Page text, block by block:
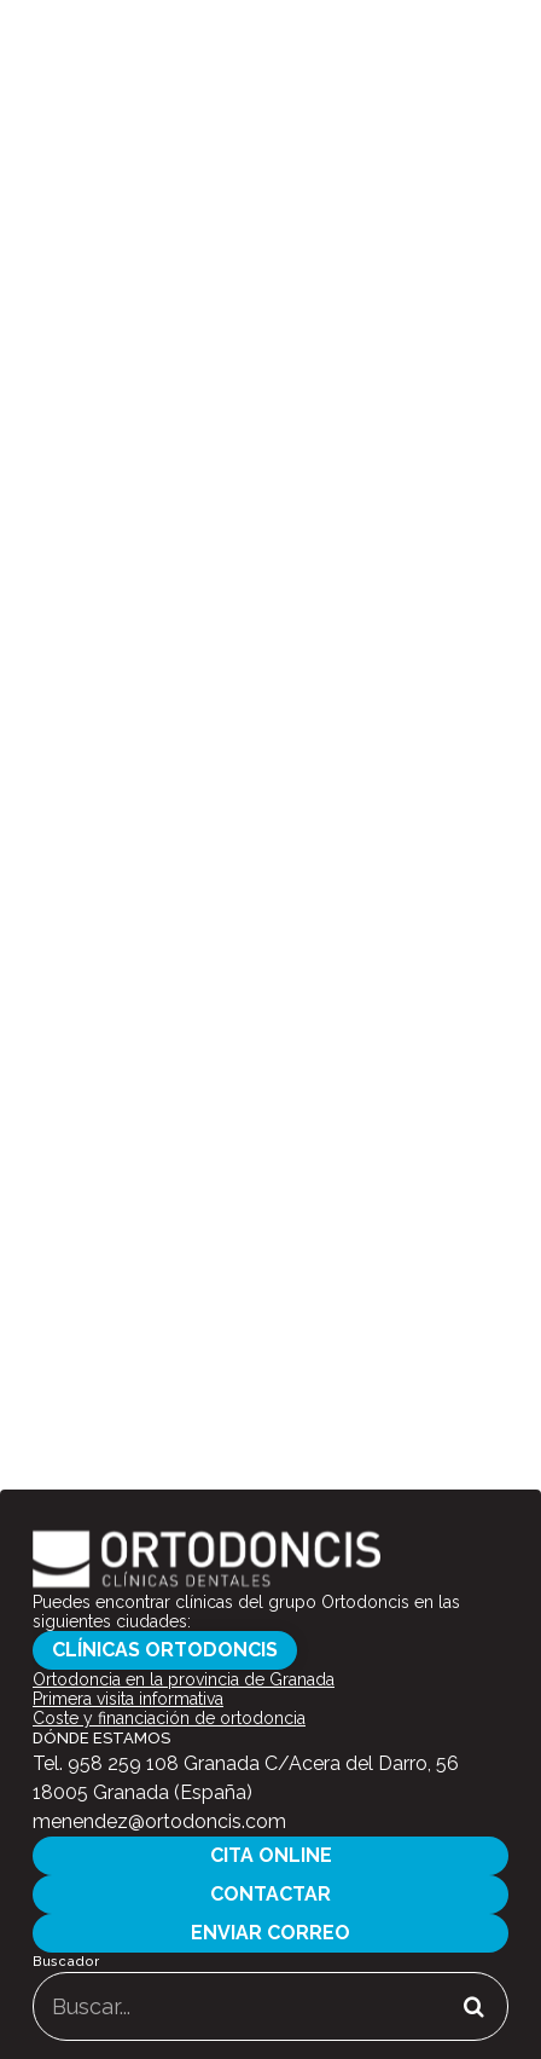
Puedes encontrar clínicas del grupo Ortodoncis en las
siguientes ciudades:
CLÍNICAS ORTODONCIS
Ortodoncia en la provincia de Granada
Primera visita informativa
Coste y financiación de ortodoncia
DÓNDE ESTAMOS
Tel. 958 259 108 Granada C/Acera del Darro, 56
18005 Granada (España)
menendez@ortodoncis.com
CITA ONLINE
CONTACTAR
ENVIAR CORREO
Buscador
Buscar: